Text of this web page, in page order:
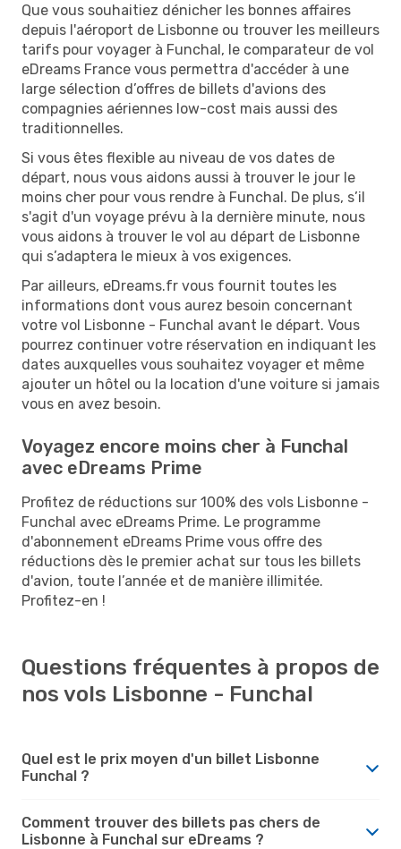
Que vous souhaitiez dénicher les bonnes affaires
depuis l'aéroport de Lisbonne ou trouver les meilleurs
tarifs pour voyager à Funchal, le comparateur de vol
eDreams France vous permettra d'accéder à une
large sélection d’offres de billets d'avions des
compagnies aériennes low-cost mais aussi des
traditionnelles.
Si vous êtes flexible au niveau de vos dates de
départ, nous vous aidons aussi à trouver le jour le
moins cher pour vous rendre à Funchal. De plus, s’il
s'agit d'un voyage prévu à la dernière minute, nous
vous aidons à trouver le vol au départ de Lisbonne
qui s’adaptera le mieux à vos exigences.
Par ailleurs, eDreams.fr vous fournit toutes les
informations dont vous aurez besoin concernant
votre vol Lisbonne - Funchal avant le départ. Vous
pourrez continuer votre réservation en indiquant les
dates auxquelles vous souhaitez voyager et même
ajouter un hôtel ou la location d'une voiture si jamais
vous en avez besoin.
Voyagez encore moins cher à Funchal
avec eDreams Prime
Profitez de réductions sur 100% des vols Lisbonne -
Funchal avec eDreams Prime. Le programme
d'abonnement eDreams Prime vous offre des
réductions dès le premier achat sur tous les billets
d'avion, toute l’année et de manière illimitée.
Profitez-en !
Questions fréquentes à propos de
nos vols Lisbonne - Funchal
Quel est le prix moyen d'un billet Lisbonne
Funchal ?
Comment trouver des billets pas chers de
Lisbonne à Funchal sur eDreams ?